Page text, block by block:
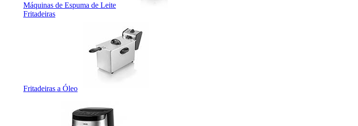
Máquinas de Espuma de Leite
Fritadeiras
Fritadeiras a Óleo